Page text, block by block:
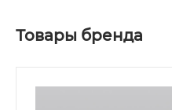
Товары бренда